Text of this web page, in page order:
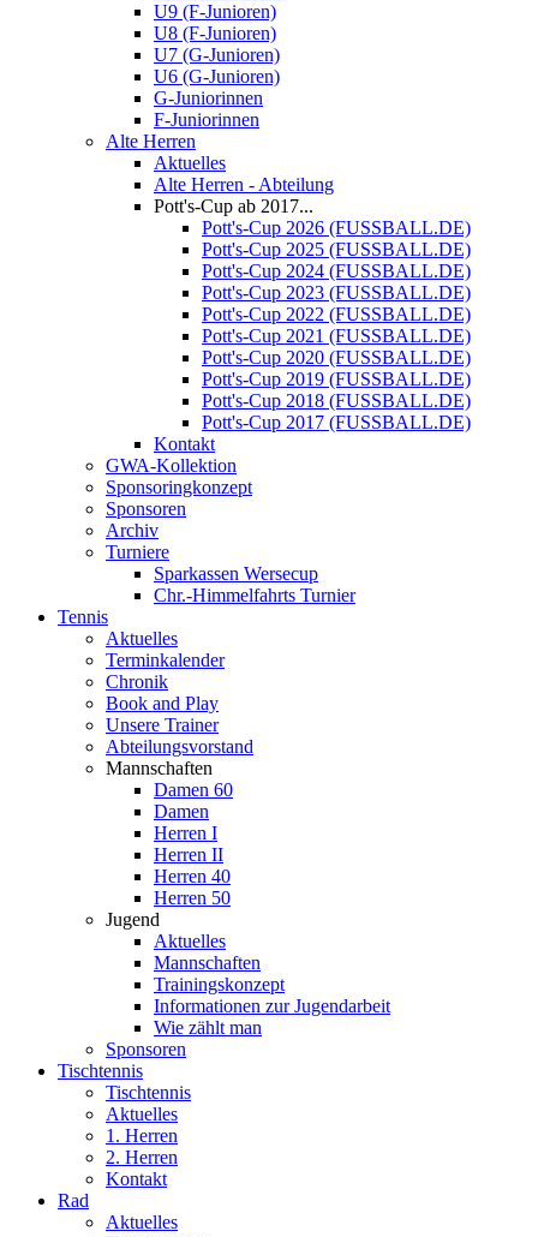
U9 (F-Junioren)
U8 (F-Junioren)
U7 (G-Junioren)
U6 (G-Junioren)
G-Juniorinnen
F-Juniorinnen
Alte Herren
Aktuelles
Alte Herren - Abteilung
Pott's-Cup ab 2017...
Pott's-Cup 2026 (FUSSBALL.DE)
Pott's-Cup 2025 (FUSSBALL.DE)
Pott's-Cup 2024 (FUSSBALL.DE)
Pott's-Cup 2023 (FUSSBALL.DE)
Pott's-Cup 2022 (FUSSBALL.DE)
Pott's-Cup 2021 (FUSSBALL.DE)
Pott's-Cup 2020 (FUSSBALL.DE)
Pott's-Cup 2019 (FUSSBALL.DE)
Pott's-Cup 2018 (FUSSBALL.DE)
Pott's-Cup 2017 (FUSSBALL.DE)
Kontakt
GWA-Kollektion
Sponsoringkonzept
Sponsoren
Archiv
Turniere
Sparkassen Wersecup
Chr.-Himmelfahrts Turnier
Tennis
Aktuelles
Terminkalender
Chronik
Book and Play
Unsere Trainer
Abteilungsvorstand
Mannschaften
Damen 60
Damen
Herren I
Herren II
Herren 40
Herren 50
Jugend
Aktuelles
Mannschaften
Trainingskonzept
Informationen zur Jugendarbeit
Wie zählt man
Sponsoren
Tischtennis
Tischtennis
Aktuelles
1. Herren
2. Herren
Kontakt
Rad
Aktuelles